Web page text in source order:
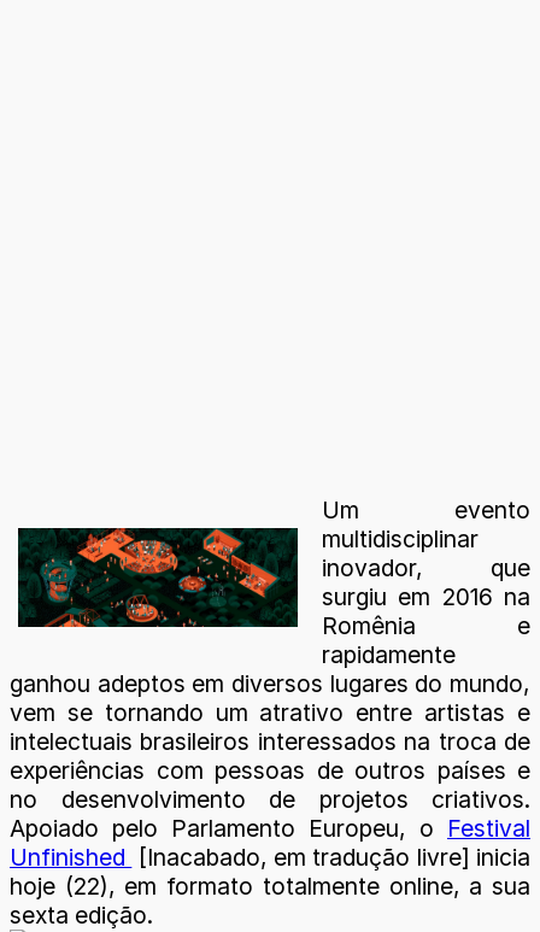
Um evento
multidisciplinar
inovador, que
surgiu em 2016 na
Romênia e
rapidamente
ganhou adeptos em diversos lugares do mundo,
vem se tornando um atrativo entre artistas e
intelectuais brasileiros interessados na troca de
experiências com pessoas de outros países e
no desenvolvimento de projetos criativos.
Apoiado pelo Parlamento Europeu, o Festival
Unfinished
[Inacabado, em tradução livre] inicia
hoje (22), em formato totalmente online, a sua
sexta edição.